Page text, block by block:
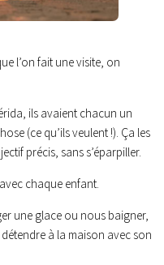
l’on fait une visite, on
ils avaient chacun un
(ce qu’ils veulent !). Ça les
précis, sans s’éparpiller.
chaque enfant.
une glace ou nous baigner,
à la maison avec son